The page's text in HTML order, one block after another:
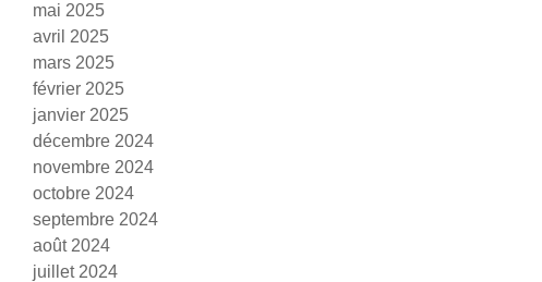
mai 2025
avril 2025
mars 2025
février 2025
janvier 2025
décembre 2024
novembre 2024
octobre 2024
septembre 2024
août 2024
juillet 2024